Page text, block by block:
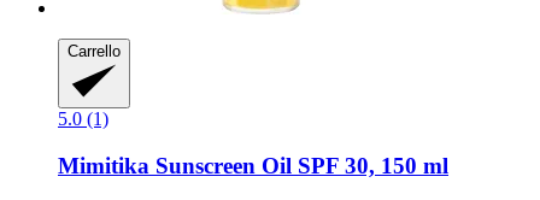
Carrello
5.0 (1)
Mimitika Sunscreen Oil SPF 30, 150 ml